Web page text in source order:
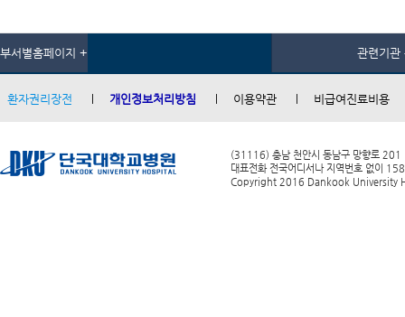
부서별홈페이지 + 관련기관
환자권리장전 개인정보처리방침 이용약관 비급여진료비용
(31116) 충남 천안시 동남구 망향로 201
대표전화 전국어디서나 지역번호 없이
Copyright 2016 Dankook University